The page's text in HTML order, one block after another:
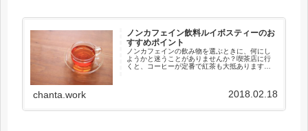
ノンカフェイン飲料ルイボスティーのお
すすめポイント
ノンカフェインの飲み物を選ぶときに、何にし
ようかと迷うことがありませんか？喫茶店に行
くと、コーヒーが定番で紅茶も大抵あります
chanta.work 2018.02.18